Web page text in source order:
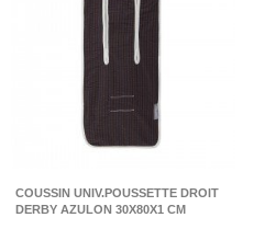
COUSSIN UNIV.POUSSETTE DROIT
DERBY AZULON 30X80X1 CM